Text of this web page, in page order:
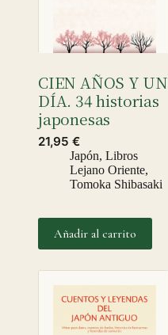
CIEN AÑOS Y UN
DÍA. 34 historias
japonesas
21,95 €
Japón, Libros
Lejano Oriente,
Tomoka Shibasaki
Añadir al carrito